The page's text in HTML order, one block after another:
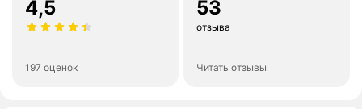
4,5
197 оценок
53
отзыва
Читать отзывы